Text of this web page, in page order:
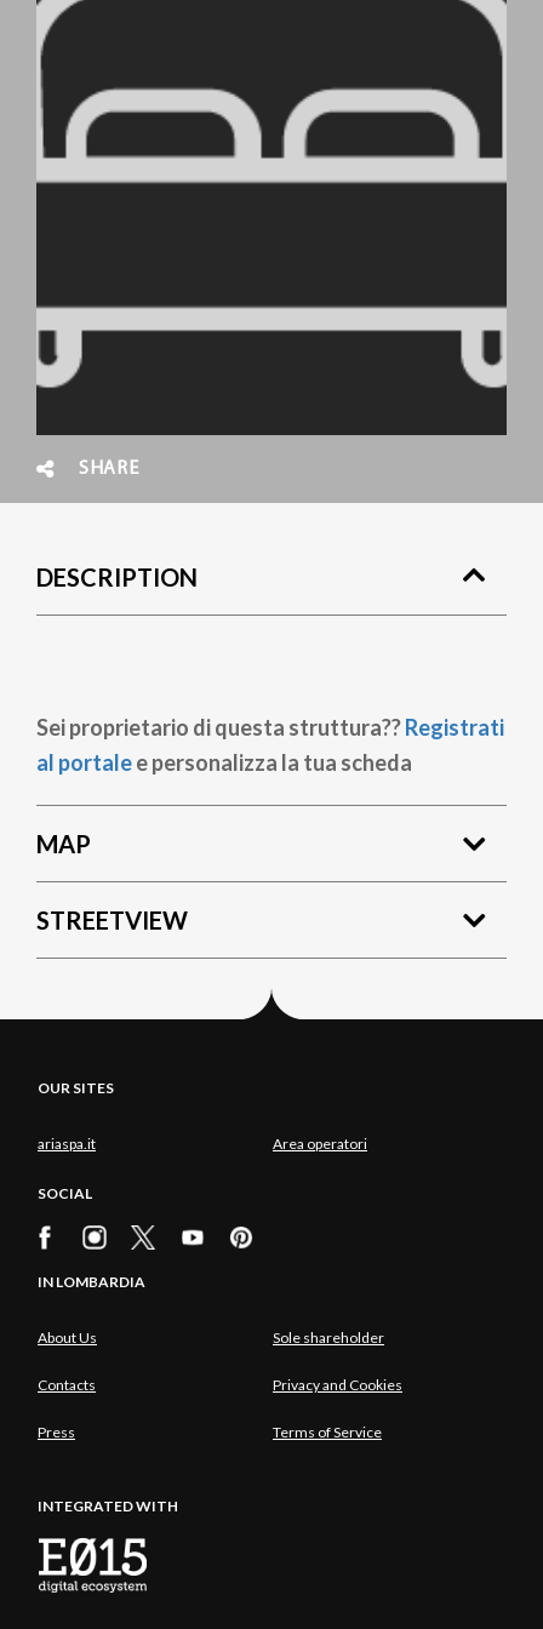
SHARE
DESCRIPTION
Sei proprietario di questa struttura??Registrati
al portalee personalizza la tua scheda
MAP
STREETVIEW
OUR SITES
ariaspa.it Area operatori
SOCIAL
IN LOMBARDIA
About Us Sole shareholder
Contacts Privacy and Cookies
Press Terms of Service
INTEGRATED WITH